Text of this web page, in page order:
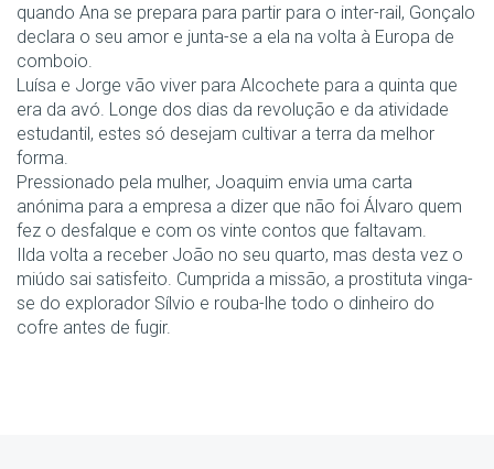
quando Ana se prepara para partir para o inter-rail, Gonçalo
declara o seu amor e junta-se a ela na volta à Europa de
comboio.
Luísa e Jorge vão viver para Alcochete para a quinta que
era da avó. Longe dos dias da revolução e da atividade
estudantil, estes só desejam cultivar a terra da melhor
forma.
Pressionado pela mulher, Joaquim envia uma carta
anónima para a empresa a dizer que não foi Álvaro quem
fez o desfalque e com os vinte contos que faltavam.
Ilda volta a receber João no seu quarto, mas desta vez o
miúdo sai satisfeito. Cumprida a missão, a prostituta vinga-
se do explorador Sílvio e rouba-lhe todo o dinheiro do
cofre antes de fugir.